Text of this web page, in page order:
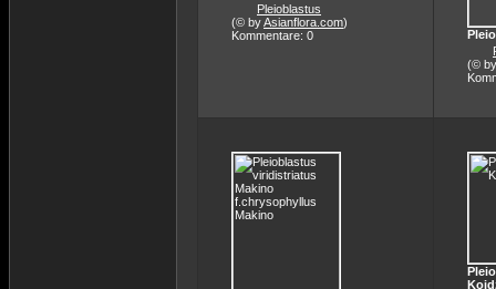
Pleioblastus
(© byAsianflora.com)
Kommentare: 0
(©